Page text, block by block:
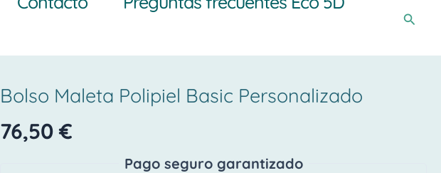
Bolso Maleta Polipiel Basic Personalizado
76,50€
Pago seguro garantizado
Bolso
maleta